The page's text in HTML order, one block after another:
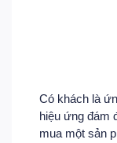
Có khách là
hiệu ứng đám
mua một sản